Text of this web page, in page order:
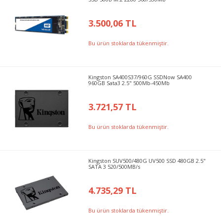
3.500,06 TL
Bu ürün stoklarda tükenmiştir.
Kingston SA400S37/960G SSDNow SA400
960GB Sata3 2.5" 500Mb-450Mb
3.721,57 TL
Bu ürün stoklarda tükenmiştir.
Kingston SUV500/480G UV500 SSD 480GB 2.5"
SATA 3 520/500MB/s
4.735,29 TL
Bu ürün stoklarda tükenmiştir.